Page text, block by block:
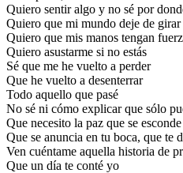
Quiero sentir algo y no sé por
Quiero que mi mundo deje de girar
Quiero que mis manos tengan
Quiero asustarme si no estás
Sé que me he vuelto a perder
Que he vuelto a desenterrar
Todo aquello que pasé
No sé ni cómo explicar que sólo
Que necesito la paz que se
Que se anuncia en tu boca, que te
Ven cuéntame aquella historia de
Que un día te conté yo